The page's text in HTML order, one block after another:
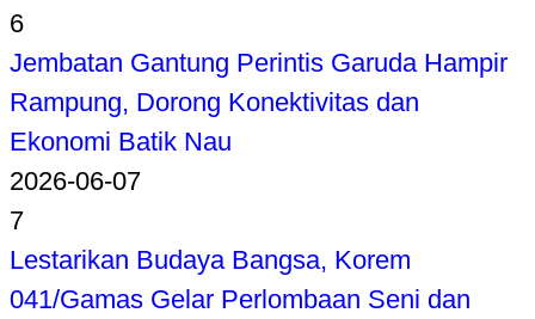
6
Jembatan Gantung Perintis Garuda Hampir
Rampung, Dorong Konektivitas dan
Ekonomi Batik Nau
2026-06-07
7
Lestarikan Budaya Bangsa, Korem
041/Gamas Gelar Perlombaan Seni dan